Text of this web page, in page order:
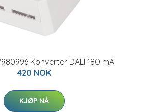
Konverter DALI 180 mA
420 NOK
KJØP NÅ